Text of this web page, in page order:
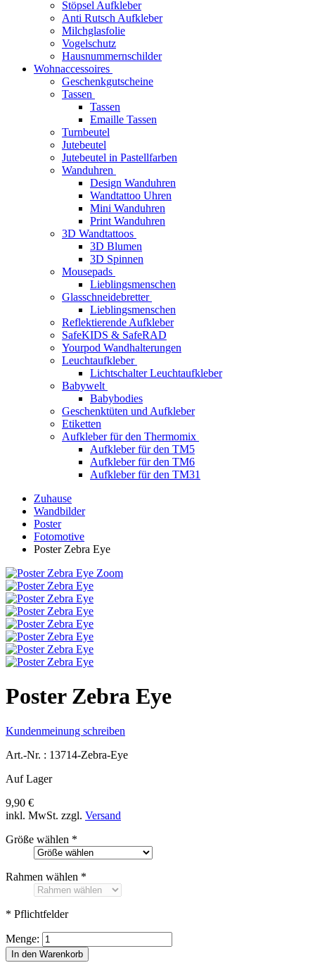
Stöpsel Aufkleber
Anti Rutsch Aufkleber
Milchglasfolie
Vogelschutz
Hausnummernschilder
Wohnaccessoires
Geschenkgutscheine
Tassen
Tassen
Emaille Tassen
Turnbeutel
Jutebeutel
Jutebeutel in Pastellfarben
Wanduhren
Design Wanduhren
Wandtattoo Uhren
Mini Wanduhren
Print Wanduhren
3D Wandtattoos
3D Blumen
3D Spinnen
Mousepads
Lieblingsmenschen
Glasschneidebretter
Lieblingsmenschen
Reflektierende Aufkleber
SafeKIDS & SafeRAD
Yourpod Wandhalterungen
Leuchtaufkleber
Lichtschalter Leuchtaufkleber
Babywelt
Babybodies
Geschenktüten und Aufkleber
Etiketten
Aufkleber für den Thermomix
Aufkleber für den TM5
Aufkleber für den TM6
Aufkleber für den TM31
Zuhause
Wandbilder
Poster
Fotomotive
Poster Zebra Eye
Zoom
Poster Zebra Eye
Kundenmeinung schreiben
Art.-Nr. : 13714-Zebra-Eye
Auf Lager
9,90 €
inkl. MwSt. zzgl. Versand
Größe wählen *
Rahmen wählen *
* Pflichtfelder
Menge:
In den Warenkorb